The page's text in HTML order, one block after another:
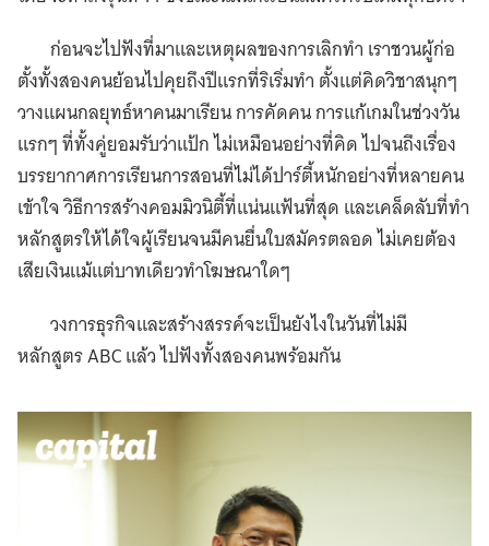
ก่อนจะไปฟังที่มาและเหตุผลของการเลิกทำ เราชวนผู้ก่อ
ตั้งทั้งสองคนย้อนไปคุยถึงปีแรกที่ริเริ่มทำ ตั้งแต่คิดวิชาสนุกๆ
วางแผนกลยุทธ์หาคนมาเรียน การคัดคน การแก้เกมในช่วงวัน
แรกๆ ที่ทั้งคู่ยอมรับว่าแป้ก ไม่เหมือนอย่างที่คิด ไปจนถึงเรื่อง
บรรยากาศการเรียนการสอนที่ไม่ได้ปาร์ตี้หนักอย่างที่หลายคน
เข้าใจ วิธีการสร้างคอมมิวนิตี้ที่แน่นแฟ้นที่สุด และเคล็ดลับที่ทำ
หลักสูตรให้ได้ใจผู้เรียนจนมีคนยื่นใบสมัครตลอด ไม่เคยต้อง
เสียเงินแม้แต่บาทเดียวทำโฆษณาใดๆ
วงการธุรกิจและสร้างสรรค์จะเป็นยังไงในวันที่ไม่มี
หลักสูตร ABC แล้ว ไปฟังทั้งสองคนพร้อมกัน